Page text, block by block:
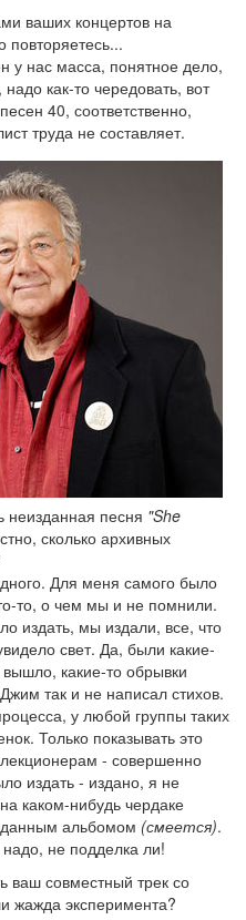
ваших концертов на
повторяетесь...
у нас масса, понятное дело,
как-то чередовать, вот
40, соответственно,
труда не составляет.
неизданная песня "She
сколько архивных
Для меня самого было
то, о чем мы и не помнили.
издать, мы издали, все, что
свет. Да, были какие-
какие-то обрывки
так и не написал стихов.
у любой группы таких
Только показывать это
- совершенно
издать - издано, я не
каком-нибудь чердаке
альбомом (смеется).
не подделка ли!
ваш совместный трек со
жажда эксперимента?